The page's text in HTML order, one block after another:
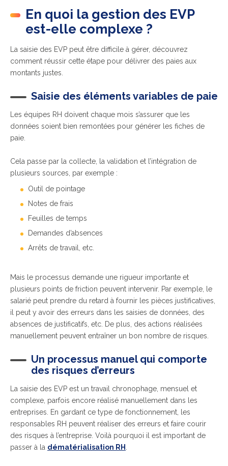
En quoi la gestion des EVP
est-elle complexe ?
La saisie des EVP peut être difficile à gérer, découvrez
comment réussir cette étape pour délivrer des paies aux
montants justes.
Saisie des éléments variables de paie
Les équipes RH doivent chaque mois s’assurer que les
données soient bien remontées pour générer les fiches de
paie.
Cela passe par la collecte, la validation et l’intégration de
plusieurs sources, par exemple :
Outil de pointage
Notes de frais
Feuilles de temps
Demandes d’absences
Arrêts de travail, etc.
Mais le processus demande une rigueur importante et
plusieurs points de friction peuvent intervenir. Par exemple, le
salarié peut prendre du retard à fournir les pièces justificatives,
il peut y avoir des erreurs dans les saisies de données, des
absences de justificatifs, etc. De plus, des actions réalisées
manuellement peuvent entraîner un bon nombre de risques.
Un processus manuel qui comporte
des risques d’erreurs
La saisie des EVP est un travail chronophage, mensuel et
complexe, parfois encore réalisé manuellement dans les
entreprises. En gardant ce type de fonctionnement, les
responsables RH peuvent réaliser des erreurs et faire courir
des risques à l’entreprise. Voilà pourquoi il est important de
passer à la dématérialisation RH